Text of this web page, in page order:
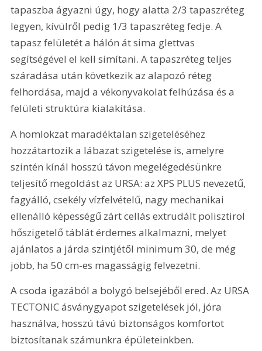
tapaszba ágyazni úgy, hogy alatta 2/3 tapaszréteg
legyen, kívülről pedig 1/3 tapaszréteg fedje. A
tapasz felületét a hálón át sima glettvas
segítségével el kell simítani. A tapaszréteg teljes
száradása után következik az alapozó réteg
felhordása, majd a vékonyvakolat felhúzása és a
felületi struktúra kialakítása.
A homlokzat maradéktalan szigeteléséhez
hozzátartozik a lábazat szigetelése is, amelyre
szintén kínál hosszú távon megelégedésünkre
teljesítő megoldást az URSA: az XPS PLUS nevezetű,
fagyálló, csekély vízfelvételű, nagy mechanikai
ellenálló képességű zárt cellás extrudált polisztirol
hőszigetelő táblát érdemes alkalmazni, melyet
ajánlatos a járda szintjétől minimum 30, de még
jobb, ha 50 cm-es magasságig felvezetni.
A csoda igazából a bolygó belsejéből ered. Az URSA
TECTONIC ásványgyapot szigetelések jól, jóra
használva, hosszú távú biztonságos komfortot
biztosítanak számunkra épületeinkben.